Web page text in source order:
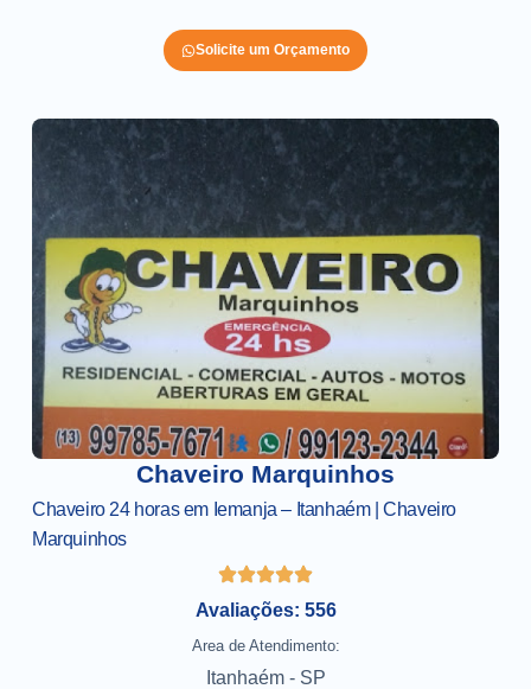
Solicite um Orçamento
Chaveiro Marquinhos
Chaveiro 24 horas em Iemanja – Itanhaém | Chaveiro
Marquinhos
Avaliações: 556
Area de Atendimento:
Itanhaém - SP